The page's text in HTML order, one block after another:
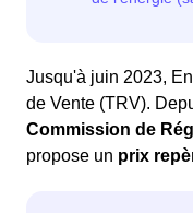
Jusqu'à juin 2023,
de Vente (TRV).
Commission de
propose un prix